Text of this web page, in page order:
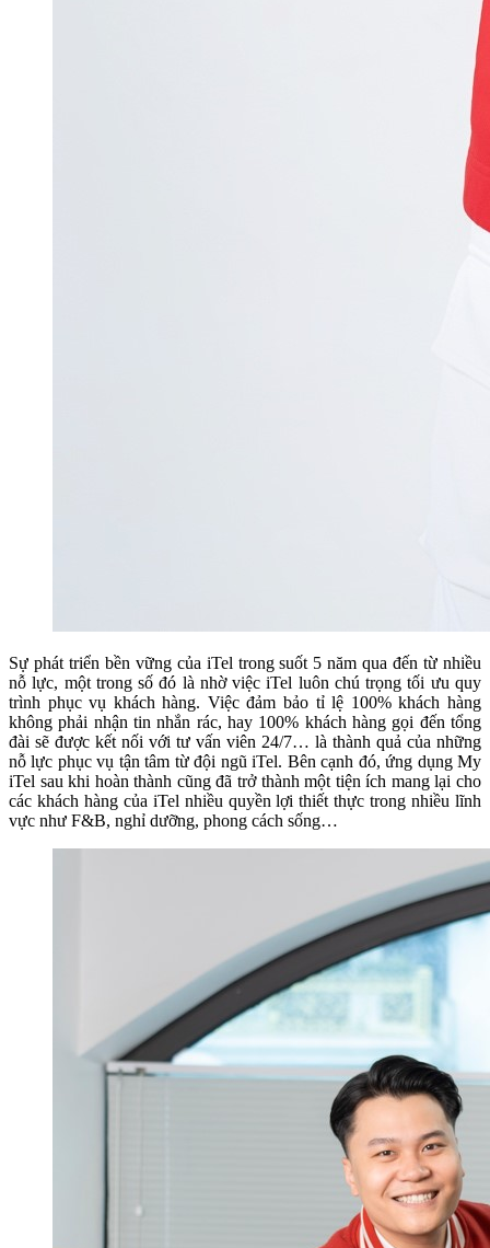
Sự phát triển bền vững của iTel trong suốt 5 năm qua đến từ nhiều
nỗ lực, một trong số đó là nhờ việc iTel luôn chú trọng tối ưu quy
trình phục vụ khách hàng. Việc đảm bảo tỉ lệ 100% khách hàng
không phải nhận tin nhắn rác, hay 100% khách hàng gọi đến tổng
đài sẽ được kết nối với tư vấn viên 24/7… là thành quả của những
nỗ lực phục vụ tận tâm từ đội ngũ iTel. Bên cạnh đó, ứng dụng My
iTel sau khi hoàn thành cũng đã trở thành một tiện ích mang lại cho
các khách hàng của iTel nhiều quyền lợi thiết thực trong nhiều lĩnh
vực như F&B, nghỉ dưỡng, phong cách sống…